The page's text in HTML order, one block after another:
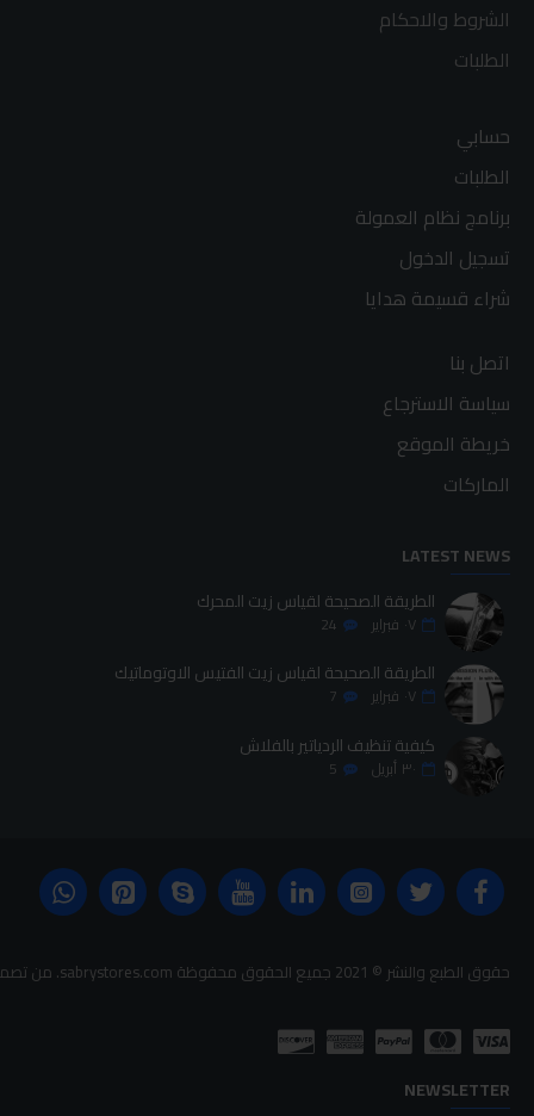
الشروط والاحكام
الطلبات
حسابي
الطلبات
برنامج نظام العمولة
تسجيل الدخول
شراء قسيمة هدايا
اتصل بنا
سياسة الاسترجاع
خريطة الموقع
الماركات
LATEST NEWS
الطريقة الصحيحة لقياس زيت المحرك
٠٧ فبراير 24
الطريقة الصحيحة لقياس زيت الفتيس الاوتوماتيك
٠٧ فبراير 7
كيفية تنظيف الردياتير بالفلاش
٣٠ أبريل 5
حقوق الطبع والنشر © 2021 جميع الحقوق محفوظة sabrystores.com. من تصميم-
NEWSLETTER